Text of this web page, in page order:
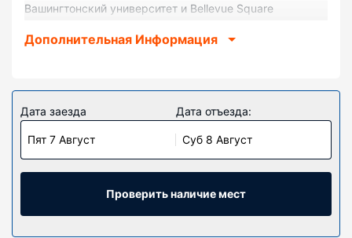
Вашингтонский университет и Bellevue Square
автомобиле. Отель с пляжем — вариант с прекрасным
Почувствуйте себя как дома в одном из 100 номеров,
где установлены плоскоэкранные телевизоры.
Пружинный ортопедический матрас, перьевое
стеганое одеяло и постельное белье из египетского
хлопка сделают ваш сон более комфортным. Цифровое
Дополнительная Информация
Дата заезда
Пят 7 Август
Дата отъезда:
Суб 8 Август
Проверить наличие мест